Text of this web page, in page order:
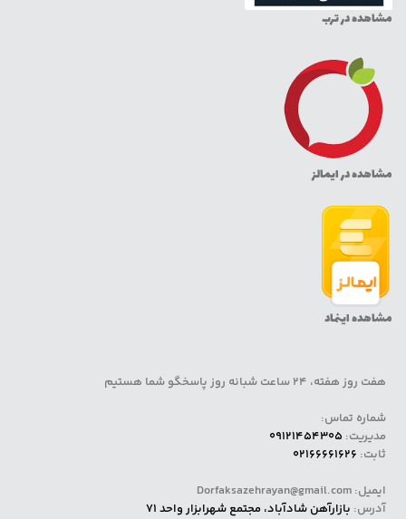
مشاهده در ترب
مشاهده در ایمالز
مشاهده اینماد
هفت روز هفته، 24 ساعت شبانه روز پاسخگو شما هستیم
شماره تماس:
مدیریت: 09121454305
ثابت: 02166661626
ایمیل: Dorfaksazehrayan@gmail.com
آدرس: بازارآهن شادآباد، مجتمع شهرابزار واحد 71